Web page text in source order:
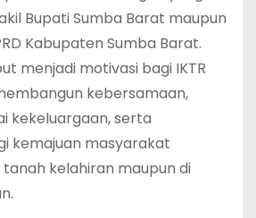
Bupati Sumba Barat maupun
Kabupaten Sumba Barat.
menjadi motivasi bagi IKTR
kebersamaan,
kekeluargaan, serta
kemajuan masyarakat
tanah kelahiran maupun di